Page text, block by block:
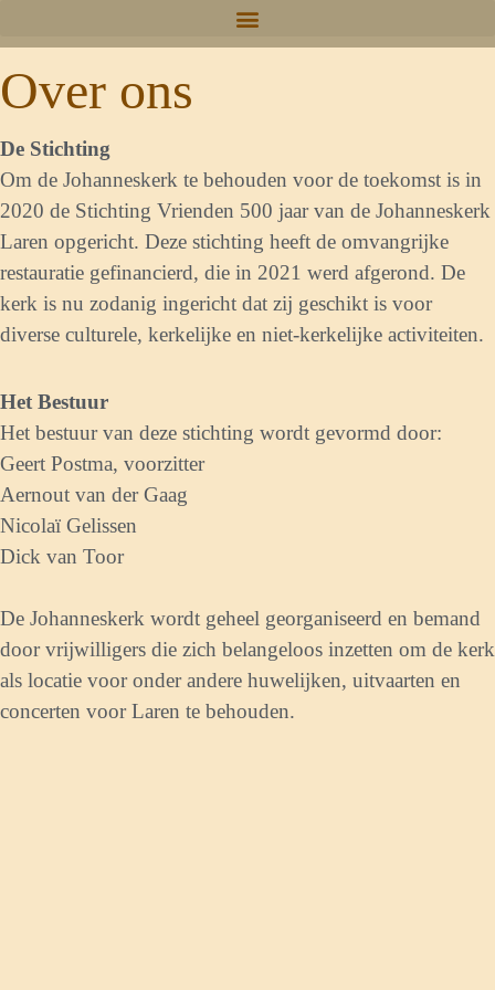
Over ons
De Stichting
Om de Johanneskerk te behouden voor de toekomst is in
2020 de Stichting Vrienden 500 jaar van de Johanneskerk
Laren opgericht. Deze stichting heeft de omvangrijke
restauratie gefinancierd, die in 2021 werd afgerond. De
kerk is nu zodanig ingericht dat zij geschikt is voor
diverse culturele, kerkelijke en niet-kerkelijke activiteiten.
Het Bestuur
Het bestuur van deze stichting wordt gevormd door:
Geert Postma, voorzitter
Aernout van der Gaag
Nicolaï Gelissen
Dick van Toor
De Johanneskerk wordt geheel georganiseerd en bemand
door vrijwilligers die zich belangeloos inzetten om de kerk
als locatie voor onder andere huwelijken, uitvaarten en
concerten voor Laren te behouden.